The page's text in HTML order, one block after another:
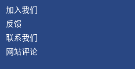
加入我们
反馈
联系我们
网站评论